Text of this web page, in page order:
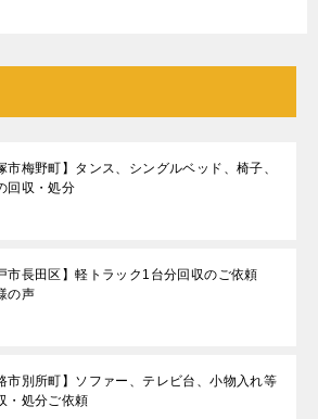
市梅野町】タンス、シングルベッド、椅子、
回収・処分
市長田区】軽トラック1台分回収のご依頼
の声
市別所町】ソファー、テレビ台、小物入れ等
・処分ご依頼